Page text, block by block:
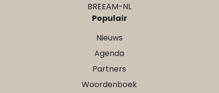
BREEAM-NL
Populair
Nieuws
Agenda
Partners
Woordenboek